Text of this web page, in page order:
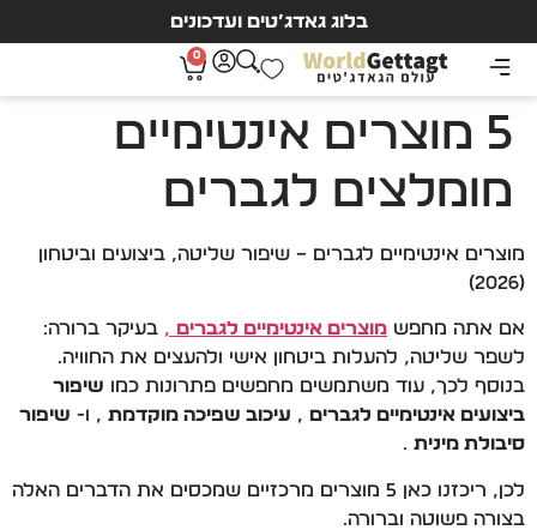
בלוג גאדג’טים ועדכונים
0
5 מוצרים אינטימיים
מומלצים לגברים
מוצרים אינטימיים לגברים – שיפור שליטה, ביצועים וביטחון
(2026)
אם אתה מחפש מוצרים אינטימיים לגברים , בעיקר ברורה:
לשפר שליטה, להעלות ביטחון אישי ולהעצים את החוויה.
בנוסף לכך, עוד משתמשים מחפשים פתרונות כמו שיפור
ביצועים אינטימיים לגברים , עיכוב שפיכה מוקדמת , ו- שיפור
סיבולת מינית .
לכן, ריכזנו כאן 5 מוצרים מרכזיים שמכסים את הדברים האלה
בצורה פשוטה וברורה.